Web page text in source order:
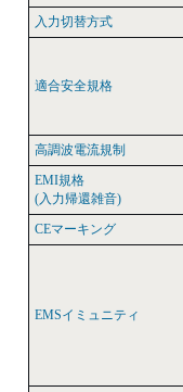
入力切替方式
適合安全規格
高調波電流規制
EMI規格
(入力帰還雑音)
CEマーキング
EMSイミュニティ